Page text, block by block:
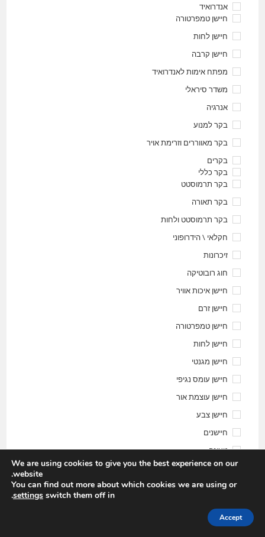
אנדרואיד
חיישן טמפרטורה
חיישן לחות
חיישן קרבה
מפתח אימות לאנדרואיד
משדר סיראלי
אנרגיה
בקר למנוע
בקר מאווררים וזרימת אויר
בקרים
בקר כללי
בקר תרמוסטט
בקר תאורה
בקר תרמוסטט ולחות
חקלאי \ הידרופוני
זיכרונות
חוג רובוטיקה
חיישן איכות אוויר
חיישן זרם
חיישן טמפרטורה
חיישן לחות
חיישן מגנטי
חיישן עומס נגיפי
חיישן עוצמת אור
חיישן צבע
חיישנים
טעינה
כללי
כרטיסי פיתוח
כרטיס פיתוח STM32
We are using cookies to give you the best experience on our
website.
You can find out more about which cookies we are using or
switch them off in
settings
.
Accept